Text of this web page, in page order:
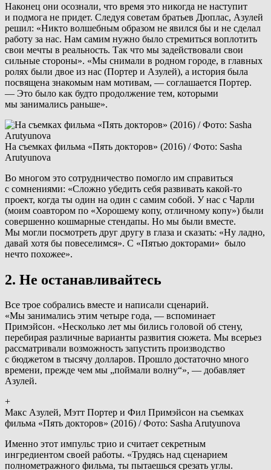
Наконец они осознали, что время это никогда не наступит
и подмога не придет. Следуя советам братьев Дюплас, Азулей
решил: «Никто волшебным образом не явился бы и не сделал
работу за нас. Нам самим нужно было стремиться воплотить
свои мечты в реальность. Так что мы задействовали свои
сильные стороны». «Мы снимали в родном городе, в главных
ролях были двое из нас (Портер и Азулей), а история была
посвящена знакомым нам мотивам, — соглашается Портер.
— Это было как будто продолжение тем, которыми
мы занимались раньше».
На съемках фильма «Пять докторов» (2016) / Фото: Sasha
Arutyunova
Во многом это сотрудничество помогло им справиться
с сомнениями: «Сложно убедить себя развивать какой-то
проект, когда ты один на один с самим собой. У нас с Чарли
(моим соавтором по «Хорошему копу, отличному копу») были
совершенно кошмарные стендапы. Но мы были вместе.
Мы могли посмотреть друг другу в глаза и сказать: «Ну ладно,
давай хотя бы повеселимся». С «Пятью докторами» было
нечто похожее».
2. Не останавливайтесь
Все трое собрались вместе и написали сценарий.
«Мы занимались этим четыре года, — вспоминает
Примэйсон. «Несколько лет мы бились головой об стену,
перебирая различные варианты развития сюжета. Мы всерьез
рассматривали возможность запустить производство
с бюджетом в тысячу долларов. Прошло достаточно много
времени, прежде чем мы „поймали волну“», — добавляет
Азулей.
+
Макс Азулей, Мэтт Портер и Фил Примэйсон на съемках
фильма «Пять докторов» (2016) / Фото: Sasha Arutyunova
Именно этот импульс трио и считает секретным
ингредиентом своей работы. «Трудясь над сценарием
полнометражного фильма, ты пытаешься срезать углы.